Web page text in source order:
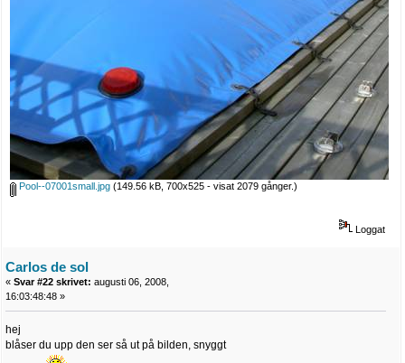
Pool--07001small.jpg (149.56 kB, 700x525 - visat 2079 gånger.)
Loggat
Carlos de sol
« Svar #22 skrivet: augusti 06, 2008,
16:03:48:48 »
hej
blåser du upp den ser så ut på bilden, snyggt